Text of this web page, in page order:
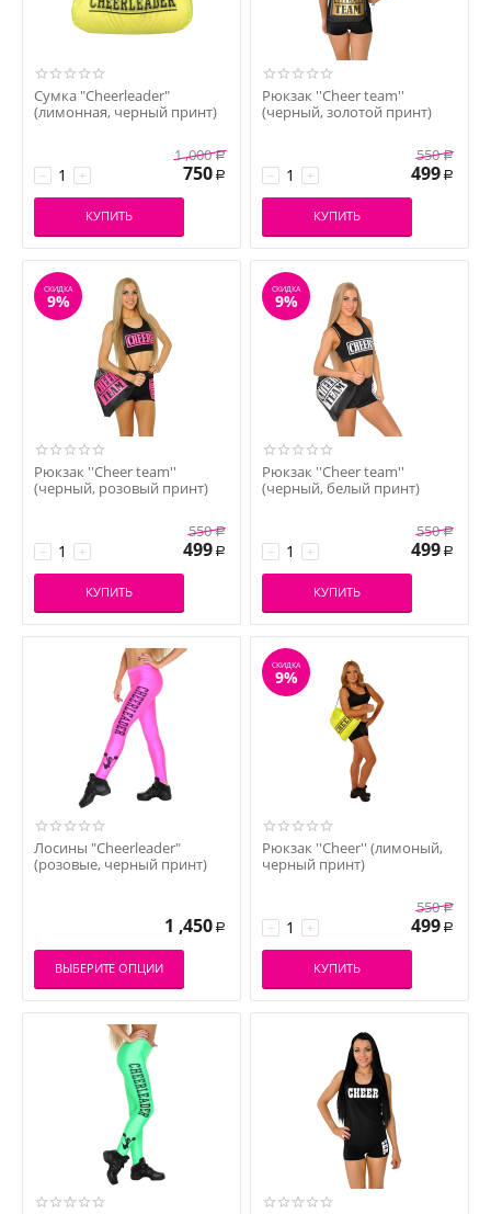
Сумка "Cheerleader"
(лимонная, черный принт)
+
−
1 ,000 Р
750 Р
КУПИТЬ
Рюкзак ''Cheer team''
(черный, золотой принт)
+
−
550 Р
499 Р
КУПИТЬ
СКИДКА
9%
Рюкзак ''Cheer team''
(черный, розовый принт)
+
−
550 Р
499 Р
КУПИТЬ
СКИДКА
9%
Рюкзак ''Cheer team''
(черный, белый принт)
+
−
550 Р
499 Р
КУПИТЬ
Лосины "Cheerleader"
(розовые, черный принт)
1 ,450 Р
ВЫБЕРИТЕ ОПЦИИ
СКИДКА
9%
Рюкзак ''Cheer'' (лимоный,
черный принт)
+
−
550 Р
499 Р
КУПИТЬ